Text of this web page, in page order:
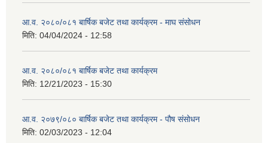
आ.व. २०८०/०८१ बार्षिक बजेट तथा कार्यक्रम - माघ संसोधन
मिति: 04/04/2024 - 12:58
आ.व. २०८०/०८१ बार्षिक बजेट तथा कार्यक्रम
मिति: 12/21/2023 - 15:30
आ.व. २०७९/०८० बार्षिक बजेट तथा कार्यक्रम - पौष संसोधन
मिति: 02/03/2023 - 12:04